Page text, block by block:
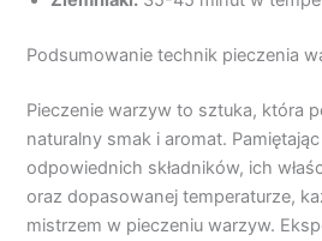
Podsumowanie technik pieczenia
Pieczenie warzyw to sztuka, która
naturalny smak i aromat.
odpowiednich składników, ich
oraz dopasowanej temperaturze,
mistrzem w pieczeniu warzyw.